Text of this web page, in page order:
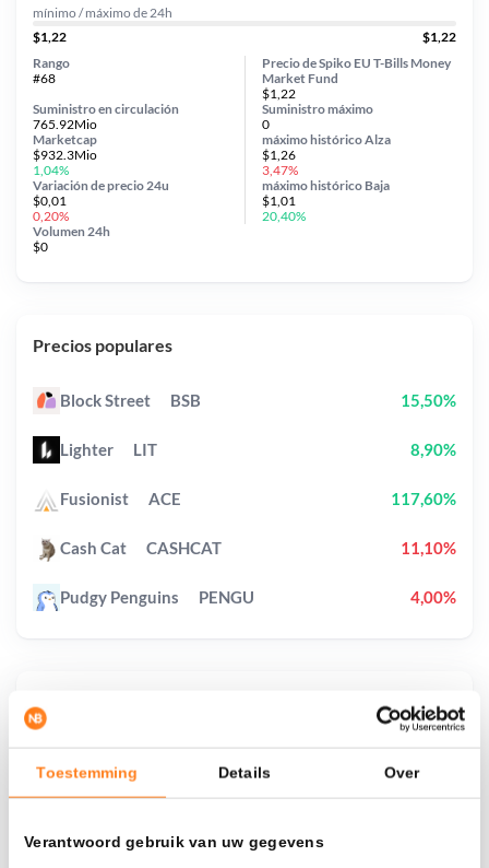
Toestemming Details Over
Verantwoord gebruik van uw gegevens
aplicado el dollar-cost averaging en distintas
Había invertido En
mínimo / máximo de 24h
$1,22
$1,22
Precio de Spiko EU T-Bills Money
Market Fund
$1,22
Suministro en circulación
765.92Mio
Variación de precio 24u
$0,01
0,20%
Suministro máximo
0
Marketcap
$932.3Mio
1,04%
Volumen 24h
$0
Rango
#68
máximo históricoAlza
$1,26
3,47%
máximo histórico Baja
$1,01
20,40%
Precios populares
Block Street BSB 15,50%
Lighter LIT 8,90%
Fusionist ACE 117,60%
Cash Cat CASHCAT 11,10%
Pudgy Penguins PENGU 4,00%